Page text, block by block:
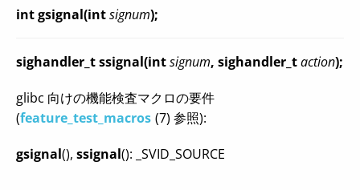
int gsignal(intsignum);
sighandler_t ssignal(intsignum, sighandler_taction);
glibc 向けの機能検査マクロの要件
(feature_test_macros (7) 参照):
gsignal(), ssignal(): _SVID_SOURCE